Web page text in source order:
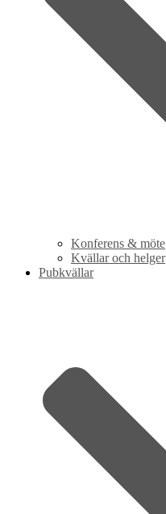
Konferens & möte
Kvällar och helger
Pubkvällar